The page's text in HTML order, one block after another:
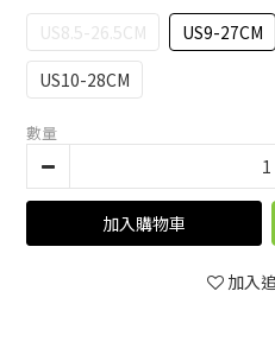
US8.5-26.5CM US9-27CM
US10-28CM
數量
加入購物車
加入